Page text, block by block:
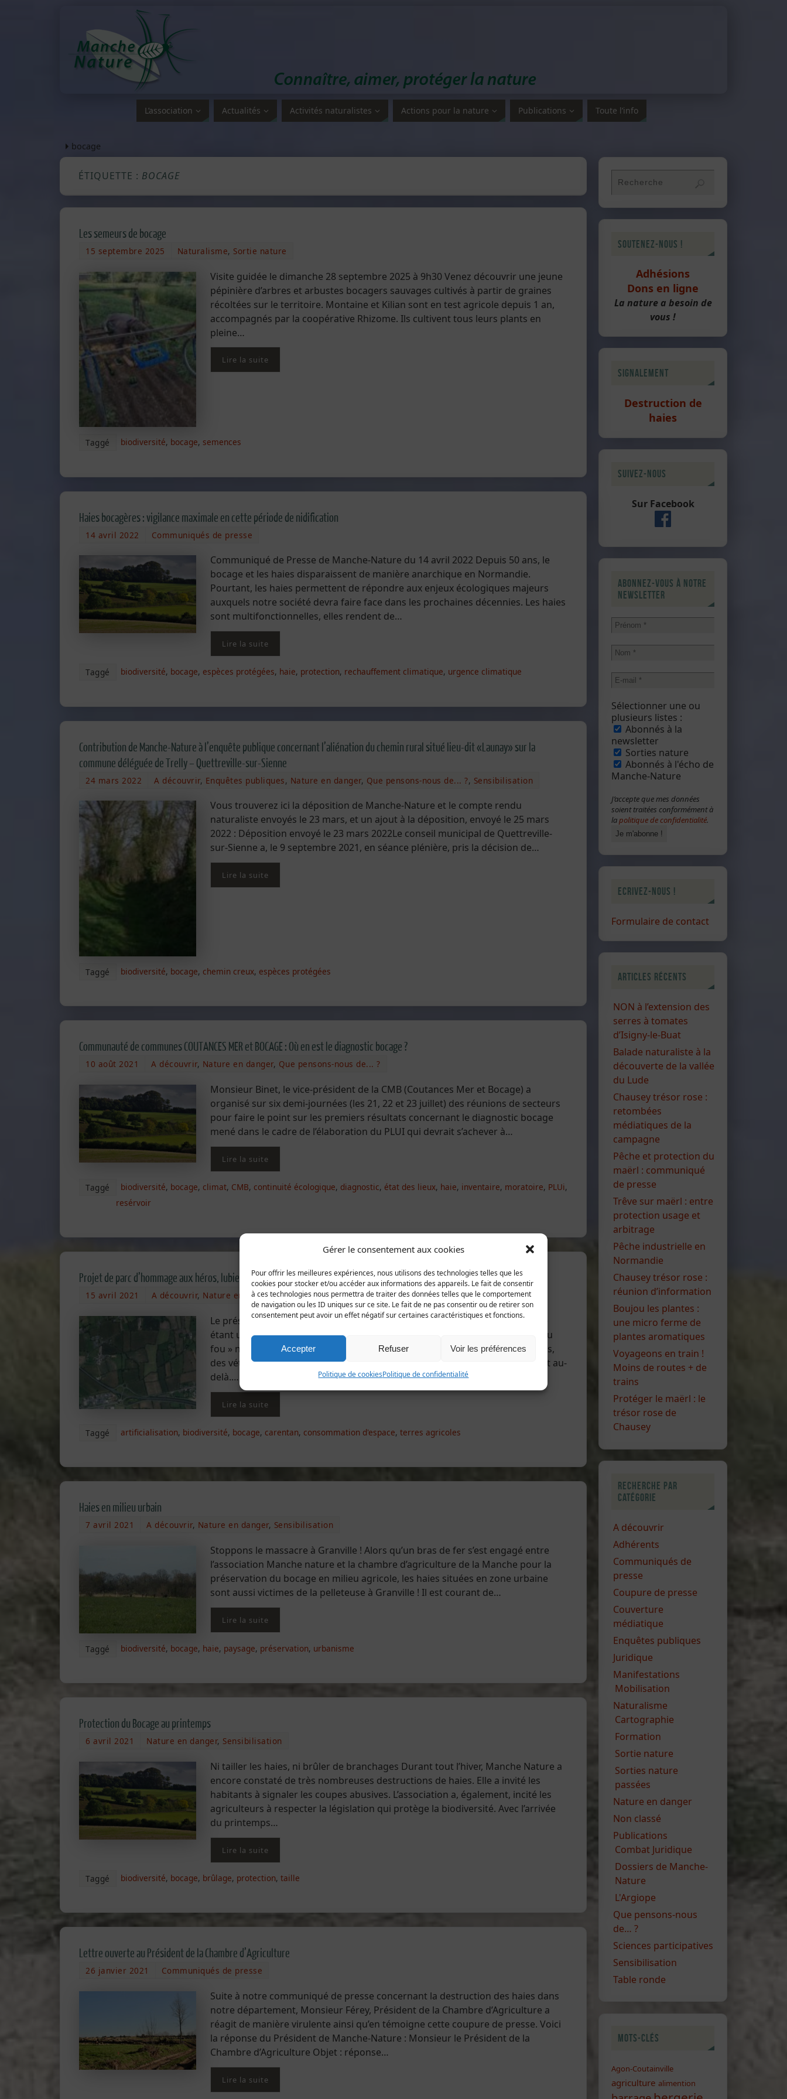
Gérer le consentement aux cookies
Pour offrir les meilleures expériences, nous utilisons des technologies telles que les
cookies pour stocker et/ou accéder aux informations des appareils. Le fait de consentir
à ces technologies nous permettra de traiter des données telles que le comportement
de navigation ou les ID uniques sur ce site. Le fait de ne pas consentir ou de retirer son
consentement peut avoir un effet négatif sur certaines caractéristiques et fonctions.
Accepter Refuser Voir les préférences
Politique de cookiesPolitique de confidentialité
L’association Actualités Activités naturalistes Actions pour la nature Publications Toute l’info
bocage
ÉTIQUETTE : BOCAGE
Les semeurs de bocage
15 septembre 2025 Naturalisme, Sortie nature
Visite guidée le dimanche 28 septembre 2025 à 9h30 Venez découvrir une jeune
pépinière d’arbres et arbustes bocagers sauvages cultivés à partir de graines
récoltées sur le territoire. Montaine et Kilian sont en test agricole depuis 1 an,
accompagnés par la coopérative Rhizome. Ils cultivent tous leurs plants en
pleine…
Lire la suite
Taggé biodiversité, bocage, semences
Haies bocagères : vigilance maximale en cette période de nidification
14 avril 2022 Communiqués de presse
Communiqué de Presse de Manche-Nature du 14 avril 2022 Depuis 50 ans, le
bocage et les haies disparaissent de manière anarchique en Normandie.
Pourtant, les haies permettent de répondre aux enjeux écologiques majeurs
auxquels notre société devra faire face dans les prochaines décennies. Les haies
sont multifonctionnelles, elles rendent de…
Lire la suite
Taggé biodiversité, bocage, espèces protégées, haie, protection, rechauffement climatique, urgence climatique
Contribution de Manche-Nature à l’enquête publique concernant l’aliénation du chemin rural situé lieu-dit «Launay» sur la
commune déléguée de Trelly – Quettreville-sur-Sienne
24 mars 2022 A découvrir, Enquêtes publiques, Nature en danger, Que pensons-nous de... ?, Sensibilisation
Vous trouverez ici la déposition de Manche-Nature et le compte rendu
naturaliste envoyés le 23 mars, et un ajout à la déposition, envoyé le 25 mars
2022 : Déposition envoyé le 23 mars 2022Le conseil municipal de Quettreville-
sur-Sienne a, le 9 septembre 2021, en séance plénière, pris la décision de…
Lire la suite
Taggé biodiversité, bocage, chemin creux, espèces protégées
Communauté de communes COUTANCES MER et BOCAGE : Où en est le diagnostic bocage ?
10 août 2021 A découvrir, Nature en danger, Que pensons-nous de... ?
Monsieur Binet, le vice-président de la CMB (Coutances Mer et Bocage) a
organisé sur six demi-journées (les 21, 22 et 23 juillet) des réunions de secteurs
pour faire le point sur les premiers résultats concernant le diagnostic bocage
mené dans le cadre de l’élaboration du PLUI qui devrait s’achever à…
Lire la suite
Taggé biodiversité, bocage, climat, CMB, continuité écologique, diagnostic, état des lieux, haie, inventaire, moratoire, PLUi,
resérvoir
Projet de parc d’hommage aux héros, lubie du Président de Région
15 avril 2021 A découvrir, Nature en danger,Sensibilisation
Le président de la région Normandie ne recule devant rien, sa dernière lubie
étant un projet de scénographie sur le débarquement, façon un peu « Puy du
fou » normand. Sauf que c’était sans compter sur les réactions des historiens,
des vétérans et familles de vétérans, de personnalités diverses, régionales et au-
delà.…
Lire la suite
Taggé artificialisation, biodiversité, bocage, carentan, consommation d'espace, terres agricoles
Haies en milieu urbain
7 avril 2021 A découvrir, Nature en danger, Sensibilisation
Stoppons le massacre à Granville ! Alors qu’un bras de fer s’est engagé entre
l’association Manche nature et la chambre d’agriculture de la Manche pour la
préservation du bocage en milieu agricole, les haies situées en zone urbaine
sont aussi victimes de la pelleteuse à Granville ! Il est courant de…
Lire la suite
Taggé biodiversité, bocage, haie, paysage, préservation, urbanisme
Protection du Bocage au printemps
6 avril 2021 Nature en danger, Sensibilisation
Ni tailler les haies, ni brûler de branchages Durant tout l’hiver, Manche Nature a
encore constaté de très nombreuses destructions de haies. Elle a invité les
habitants à signaler les coupes abusives. L’association a, également, incité les
agriculteurs à respecter la législation qui protège la biodiversité. Avec l’arrivée
du printemps…
Lire la suite
Taggé biodiversité, bocage, brûlage, protection, taille
Lettre ouverte au Président de la Chambre d’Agriculture
26 janvier 2021 Communiqués de presse
Suite à notre communiqué de presse concernant la destruction des haies dans
notre département, Monsieur Férey, Président de la Chambre d’Agriculture a
réagit de manière virulente ainsi qu’en témoigne cette coupure de presse. Voici
la réponse du Président de Manche-Nature : Monsieur le Président de la
Chambre d’Agriculture Objet : réponse…
Lire la suite
Soutenez-nous !
Adhésions
Dons en ligne
La nature a besoin de
vous !
Signalement
Destruction de
haies
Suivez-nous
Sur Facebook
Abonnez-vous à notre
newsletter
Sélectionner une ou
plusieurs listes :
Abonnés à la
newsletter
Sorties nature
Abonnés à l'écho de
Manche-Nature
J’accepte que mes données
soient traitées conformément à
lapolitique de confidentialité.
Ecrivez-nous !
Formulaire de contact
Articles récents
NON à l’extension des
serres à tomates
d’Isigny-le-Buat
Balade naturaliste à la
découverte de la vallée
du Lude
Chausey trésor rose :
retombées
médiatiques de la
campagne
Pêche et protection du
maërl : communiqué
de presse
Trêve sur maërl : entre
protection usage et
arbitrage
Pêche industrielle en
Normandie
Chausey trésor rose :
réunion d’information
Boujou les plantes :
une micro ferme de
plantes aromatiques
Voyageons en train !
Moins de routes + de
trains
Protéger le maërl : le
trésor rose de
Chausey
Recherche par
catégorie
A découvrir
Adhérents
Communiqués de
presse
Coupure de presse
Couverture
médiatique
Enquêtes publiques
Juridique
Manifestations
Mobilisation
Naturalisme
Cartographie
Formation
Sortie nature
Sorties nature
passées
Nature en danger
Non classé
Publications
Combat Juridique
Dossiers de Manche-
Nature
L'Argiope
Que pensons-nous
de… ?
Sciences participatives
Sensibilisation
Table ronde
Mots-clés
Agon-Coutainville
agriculture alimention